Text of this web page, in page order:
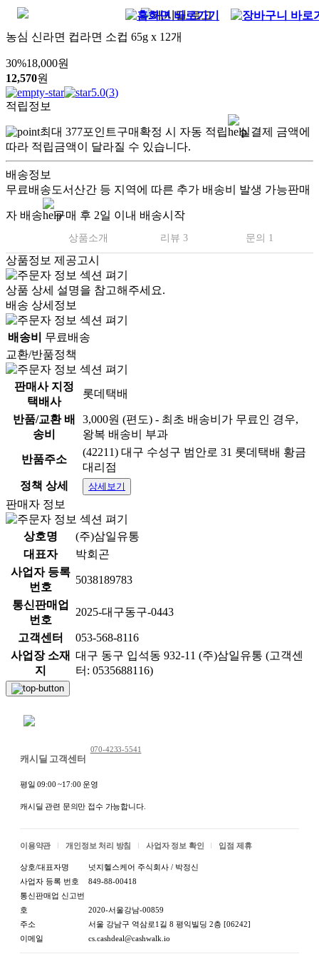
농심 신라면 컵라면 소컵 65g x 12개
30%18,000원
12,570원
5.0(3)
적립정보
최대 377포인트구매확정 시 자동 적립
실결제 금액에
따라 적립금액이 달라질 수 있습니다.
배송정보
무료배송도서산간 등 지역에 따른 추가 배송비 발생 가능판매
자 배송 구매 후 2일 이내 배송시작
상품소개 리뷰 3 문의 1
상품 정보고시
항목
1.식품등의표시·광고에
1-1.제품명
제품명:상품 상세설명 참
1-2.식품의 유형
명 참조
상품정보 제공고시
상품 상세 설명을 참고해주세요.
배송 상세정보
배송비
무료배송
교환/반품정책
판매사 지정
택배사
롯데택배
반품/교환 배
송비
3,000원 (편도) - 최초 배송비가 무료인 경우,
왕복 배송비 부과
반품주소
(42211) 대구 수성구 범안로 31 롯데택배 황금
대리점
정책 상세
상세보기
판매자 정보
상호명
(주)삼일유통
대표자
박회곤
사업자 등록
번호
5038189783
통신판매업
번호
2025-대구동구-0443
고객센터
053-568-8116
사업장 소재
지
대구 동구 입석동 932-11 (주)삼일유통 (고객센
터: 0535688116)
캐시딜 고객센터
070-4233-5541
평일 09:00 ~17:00 운영
캐시딜 관련 문의만 접수 가능합니다.
이용약관 개인정보 처리 방침 사업자 정보 확인 입점 제휴
상호/대표자명
넛지헬스케어 주식회사 / 박정신
사업자 등록 번호
849-88-00418
통신판매업 신고번
호
2020-서울강남-00859
주소
서울 강남구 역삼로1길 8 평익빌딩 2층 [06242]
이메일
cs.cashdeal@cashwalk.io